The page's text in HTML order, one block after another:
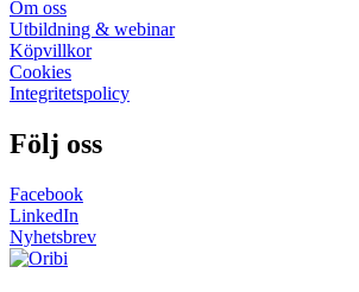
Om oss
Utbildning & webinar
Köpvillkor
Cookies
Integritetspolicy
Följ oss
Facebook
LinkedIn
Nyhetsbrev